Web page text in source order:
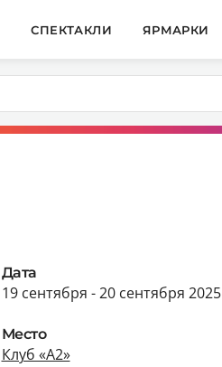
СПЕКТАКЛИ ЯРМАРКИ
Дата
19 сентября - 20 сентября 2025
Место
Клуб «А2»